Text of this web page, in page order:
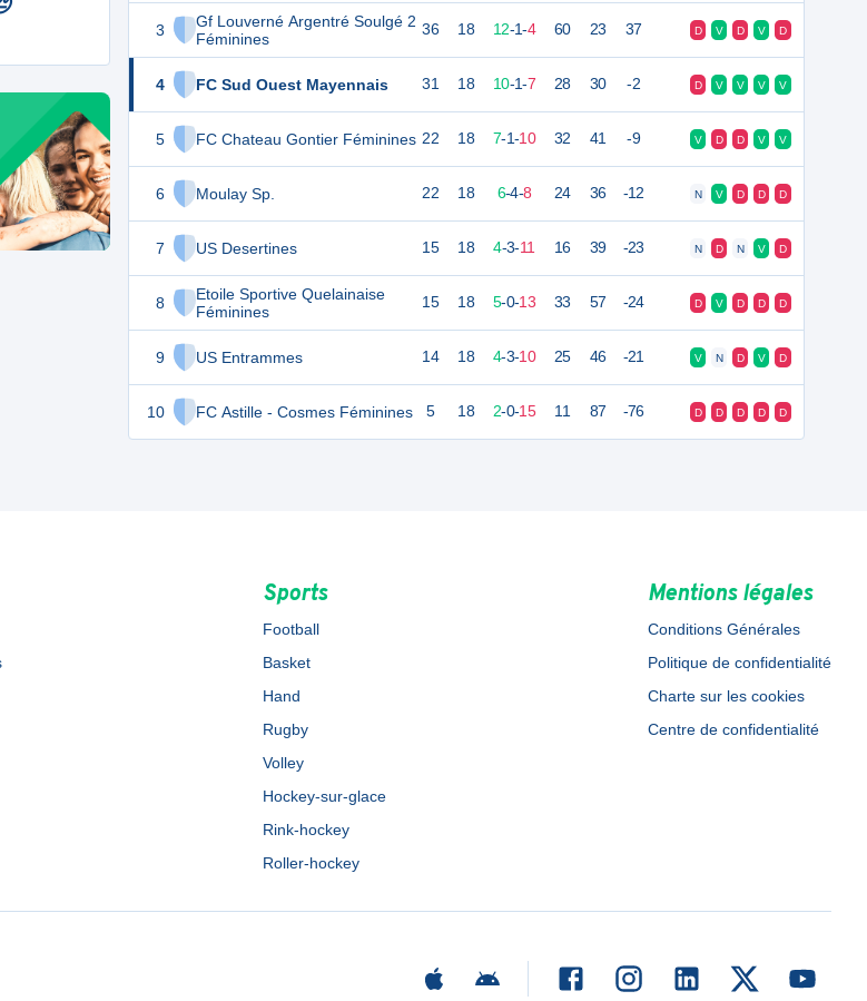
3
Gf Louverné Argentré Soulgé 2
Féminines
4 FC Sud Ouest Mayennais
5 FC Chateau Gontier Féminines
6 Moulay Sp.
7 US Desertines
8
Etoile Sportive Quelainaise
Féminines
9 US Entrammes
10 FC Astille - Cosmes Féminines
36 18 12-1-4 60 23 37 D V D V D
31 18 10-1-7 28 30 -2 D V V V V
22 18 7-1-10 32 41 -9 V D D V V
22 18 6-4-8 24 36 -12 N V D D D
15 18 4-3-11 16 39 -23 N D N V D
15 18 5-0-13 33 57 -24 D V D D D
14 18 4-3-10 25 46 -21 V N D V D
5 18 2-0-15 11 87 -76 D D D D D
Sports
Football
Basket
Hand
Rugby
Volley
Hockey-sur-glace
Rink-hockey
Roller-hockey
Mentions légales
Conditions Générales
Politique de confidentialité
Charte sur les cookies
Centre de confidentialité